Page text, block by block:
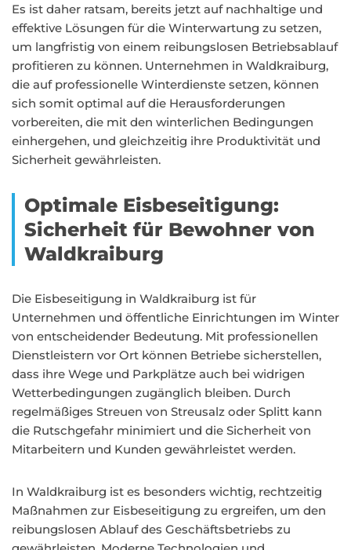
Es ist daher ratsam, bereits jetzt auf nachhaltige und
effektive Lösungen für die Winterwartung zu setzen,
um langfristig von einem reibungslosen Betriebsablauf
profitieren zu können. Unternehmen in Waldkraiburg,
die auf professionelle Winterdienste setzen, können
sich somit optimal auf die Herausforderungen
vorbereiten, die mit den winterlichen Bedingungen
einhergehen, und gleichzeitig ihre Produktivität und
Sicherheit gewährleisten.
Optimale Eisbeseitigung:
Sicherheit für Bewohner von
Waldkraiburg
Die Eisbeseitigung in Waldkraiburg ist für
Unternehmen und öffentliche Einrichtungen im Winter
von entscheidender Bedeutung. Mit professionellen
Dienstleistern vor Ort können Betriebe sicherstellen,
dass ihre Wege und Parkplätze auch bei widrigen
Wetterbedingungen zugänglich bleiben. Durch
regelmäßiges Streuen von Streusalz oder Splitt kann
die Rutschgefahr minimiert und die Sicherheit von
Mitarbeitern und Kunden gewährleistet werden.
In Waldkraiburg ist es besonders wichtig, rechtzeitig
Maßnahmen zur Eisbeseitigung zu ergreifen, um den
reibungslosen Ablauf des Geschäftsbetriebs zu